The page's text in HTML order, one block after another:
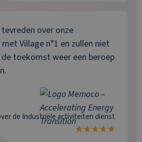
over onze
Village n°1 en zullen niet
toekomst weer een beroep
de Industriële activiteitendienst